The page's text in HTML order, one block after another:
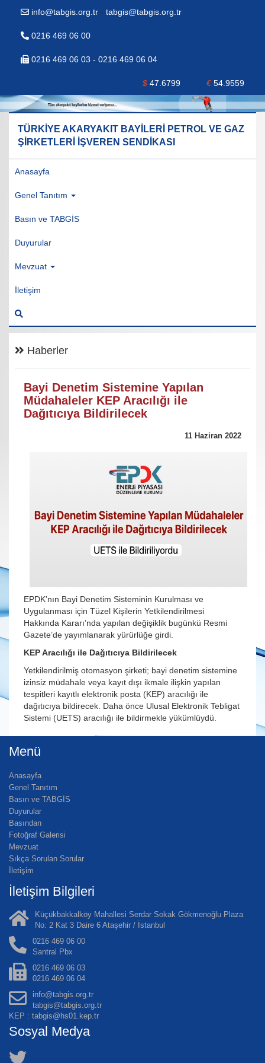
info@tabgis.org.tr - tabgis@tabgis.org.tr
0216 469 06 00
0216 469 06 03 - 0216 469 06 04
$ 47.6799 €54.9559
TÜRKİYE AKARYAKIT BAYİLERİ PETROL VE GAZ
ŞİRKETLERİ İŞVEREN SENDİKASI
Anasayfa
Genel Tanıtım
Basın ve TABGİS
Duyurular
Mevzuat
İletişim
Haberler
Bayi Denetim Sistemine Yapılan
Müdahaleler KEP Aracılığı ile
Dağıtıcıya Bildirilecek
11 Haziran 2022
EPDK’nın Bayi Denetim Sisteminin Kurulması ve
Uygulanması için Tüzel Kişilerin Yetkilendirilmesi
Hakkında Kararı’nda yapılan değişiklik bugünkü Resmi
Gazete’de yayımlanarak yürürlüğe girdi.
KEP Aracılığı ile Dağıtıcıya Bildirilecek
Yetkilendirilmiş otomasyon şirketi; bayi denetim sistemine
izinsiz müdahale veya kayıt dışı ikmale ilişkin yapılan
tespitleri kayıtlı elektronik posta (KEP) aracılığı ile
dağıtıcıya bildirecek. Daha önce Ulusal Elektronik Tebligat
Sistemi (UETS) aracılığı ile bildirmekle yükümlüydü.
Menü
Anasayfa
Genel Tanıtım
Basın ve TABGİS
Duyurular
Basından
Fotoğraf Galerisi
Mevzuat
Sıkça Sorulan Sorular
İletişim
İletişim Bilgileri
Küçükbakkalköy Mahallesi Serdar Sokak Gökmenoğlu Plaza
No: 2 Kat 3 Daire 6 Ataşehir / İstanbul
0216 469 06 00
Santral Pbx
0216 469 06 03
0216 469 06 04
info@tabgis.org.tr
tabgis@tabgis.org.tr
KEP : tabgis@hs01.kep.tr
Sosyal Medya